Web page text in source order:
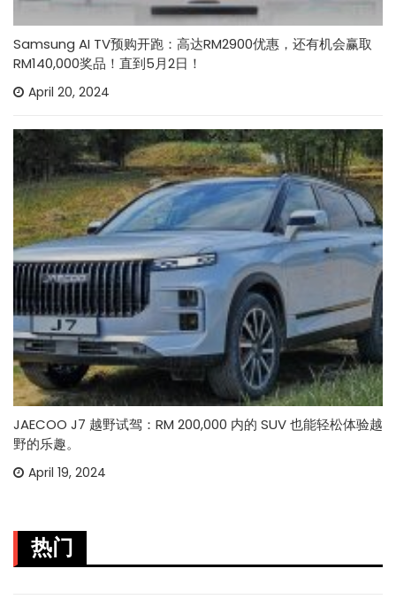
Samsung AI TV预购开跑：高达RM2900优惠，还有机会赢取
RM140,000奖品！直到5月2日！
April 20, 2024
JAECOO J7 越野试驾：RM 200,000 内的 SUV 也能轻松体验越
野的乐趣。
April 19, 2024
热门